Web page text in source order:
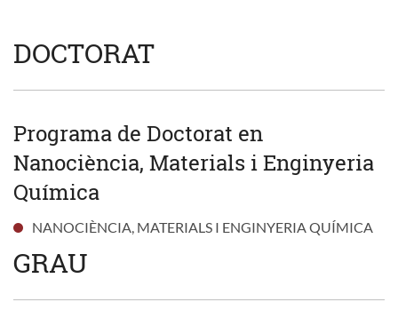
DOCTORAT
Programa de Doctorat en
Nanociència, Materials i Enginyeria
Química
NANOCIÈNCIA, MATERIALS I ENGINYERIA QUÍMICA
GRAU